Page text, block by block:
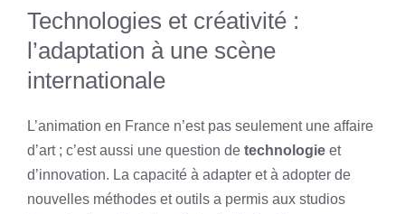
Technologies et créativité :
l’adaptation à une scène
internationale
L’animation en France n’est pas seulement une affaire
d’art ; c’est aussi une question de technologie et
d’innovation. La capacité à adapter et à adopter de
nouvelles méthodes et outils a permis aux studios